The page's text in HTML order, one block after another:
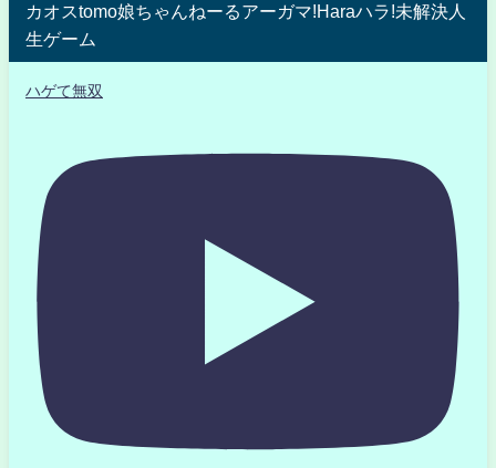
カオスtomo娘ちゃんねーるアーガマ!Haraハラ!未解決人
生ゲーム
ハゲて無双